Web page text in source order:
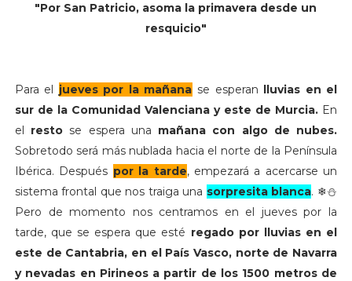
"Por San Patricio, asoma la primavera desde un
resquicio"
Para el jueves por la mañana se esperan lluvias en el
sur de la Comunidad Valenciana y este de Murcia. En
el resto se espera una mañana con algo de nubes.
Sobretodo será más nublada hacia el norte de la Península
Ibérica. Después por la tarde, empezará a acercarse un
sistema frontal que nos traiga una sorpresita blanca. ❄⛄
Pero de momento nos centramos en el jueves por la
tarde, que se espera que esté regado por lluvias en el
este de Cantabria, en el País Vasco, norte de Navarra
y nevadas en Pirineos a partir de los 1500 metros de